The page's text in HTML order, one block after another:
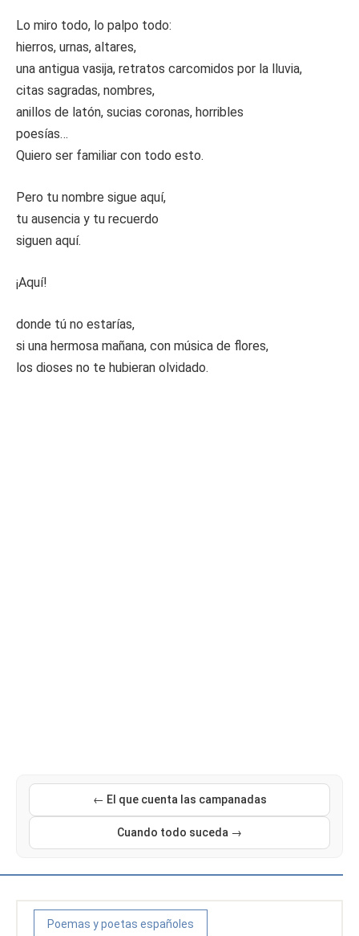
Lo miro todo, lo palpo todo:
hierros, urnas, altares,
una antigua vasija, retratos carcomidos por la lluvia,
citas sagradas, nombres,
anillos de latón, sucias coronas, horribles
poesías…
Quiero ser familiar con todo esto.
Pero tu nombre sigue aquí,
tu ausencia y tu recuerdo
siguen aquí.
¡Aquí!
donde tú no estarías,
si una hermosa mañana, con música de flores,
los dioses no te hubieran olvidado.
← El que cuenta las campanadas
Cuando todo suceda →
Poemas y poetas españoles